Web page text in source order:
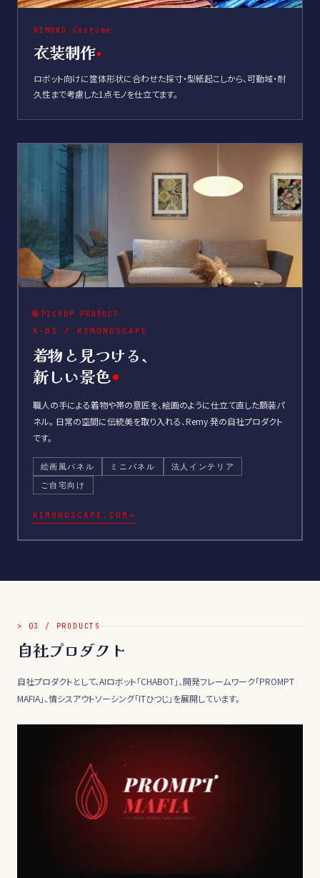
KIMONO Costume
衣装制作
ロボット向けに筐体形状に合わせた採寸・型紙起こしから、可動域・耐
久性まで考慮した1点モノを仕立てます。
PICKUP PRODUCT
K-03 / KIMONOSCAPE
着物と見つける、
新しい景色
職人の手による着物や帯の意匠を、絵画のように仕立て直した額装パ
ネル。 日常の空間に伝統美を取り入れる、Remy 発の自社プロダクト
です。
絵画風パネル ミニパネル
法人インテリア
ご自宅向け
KIMONOSCAPE.COM→
> 03 / PRODUCTS
自社プロダクト
自社プロダクトとして、AIロボット「CHABOT」、開発フレームワーク「PROMPT
MAFIA」、情シスアウトソーシング「ITひつじ」を展開しています。